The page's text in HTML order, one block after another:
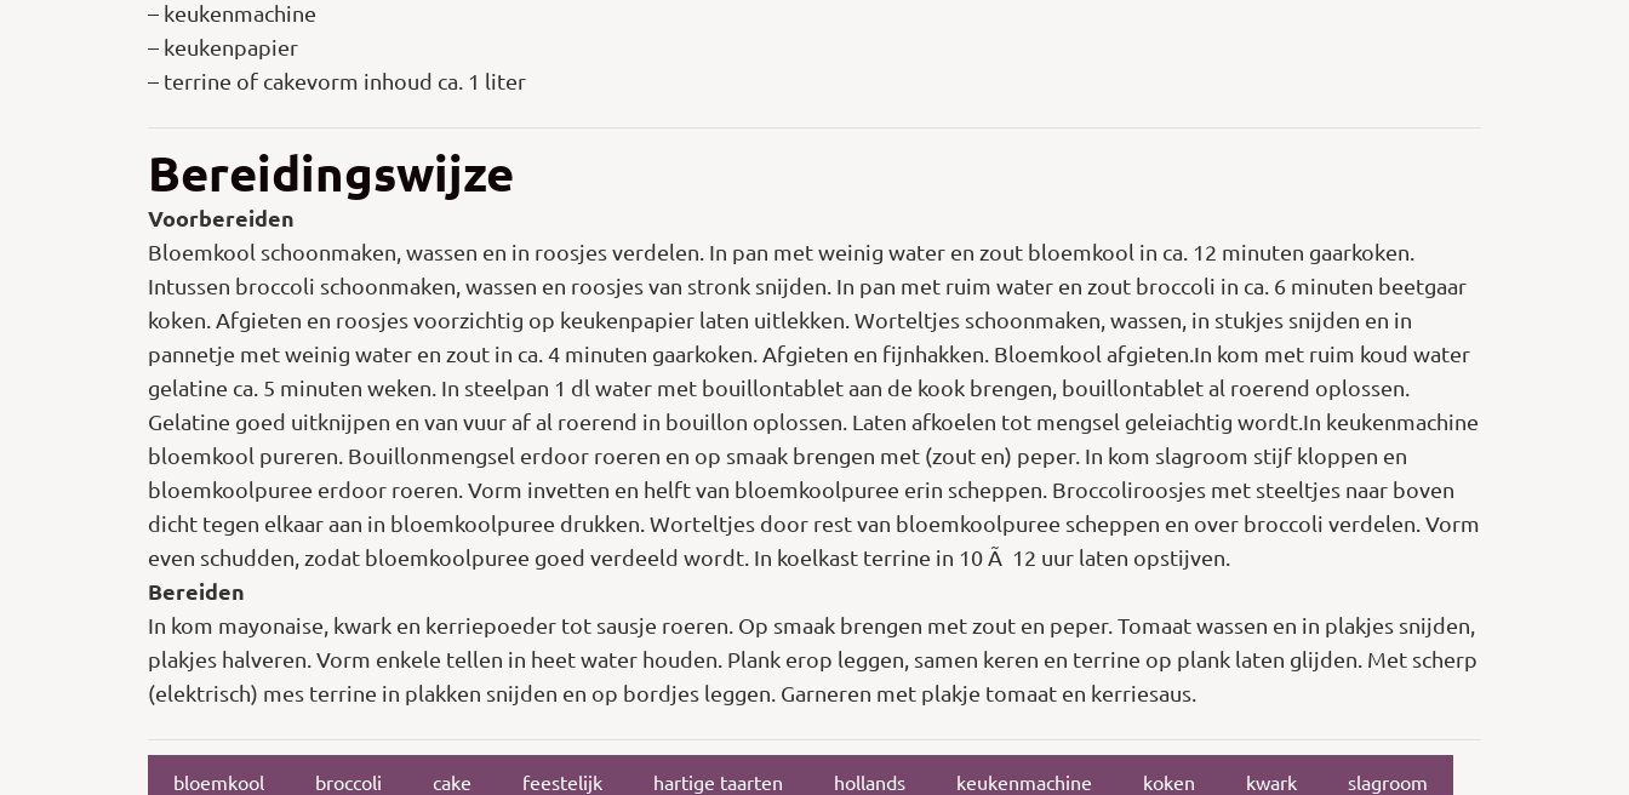
– keukenmachine
– keukenpapier
– terrine of cakevorm inhoud ca. 1 liter
Bereidingswijze
Voorbereiden
Bloemkool schoonmaken, wassen en in roosjes verdelen. In pan met weinig water en zout bloemkool in ca. 12 minuten gaarkoken.
Intussen broccoli schoonmaken, wassen en roosjes van stronk snijden. In pan met ruim water en zout broccoli in ca. 6 minuten beetgaar
koken. Afgieten en roosjes voorzichtig op keukenpapier laten uitlekken. Worteltjes schoonmaken, wassen, in stukjes snijden en in
pannetje met weinig water en zout in ca. 4 minuten gaarkoken. Afgieten en fijnhakken. Bloemkool afgieten.In kom met ruim koud water
gelatine ca. 5 minuten weken. In steelpan 1 dl water met bouillontablet aan de kook brengen, bouillontablet al roerend oplossen.
Gelatine goed uitknijpen en van vuur af al roerend in bouillon oplossen. Laten afkoelen tot mengsel geleiachtig wordt.In keukenmachine
bloemkool pureren. Bouillonmengsel erdoor roeren en op smaak brengen met (zout en) peper. In kom slagroom stijf kloppen en
bloemkoolpuree erdoor roeren. Vorm invetten en helft van bloemkoolpuree erin scheppen. Broccoliroosjes met steeltjes naar boven
dicht tegen elkaar aan in bloemkoolpuree drukken. Worteltjes door rest van bloemkoolpuree scheppen en over broccoli verdelen. Vorm
even schudden, zodat bloemkoolpuree goed verdeeld wordt. In koelkast terrine in 10 Ã 12 uur laten opstijven.
Bereiden
In kom mayonaise, kwark en kerriepoeder tot sausje roeren. Op smaak brengen met zout en peper. Tomaat wassen en in plakjes snijden,
plakjes halveren. Vorm enkele tellen in heet water houden. Plank erop leggen, samen keren en terrine op plank laten glijden. Met scherp
(elektrisch) mes terrine in plakken snijden en op bordjes leggen. Garneren met plakje tomaat en kerriesaus.
bloemkool broccoli cake feestelijk hartige taarten hollands keukenmachine koken kwark slagroom